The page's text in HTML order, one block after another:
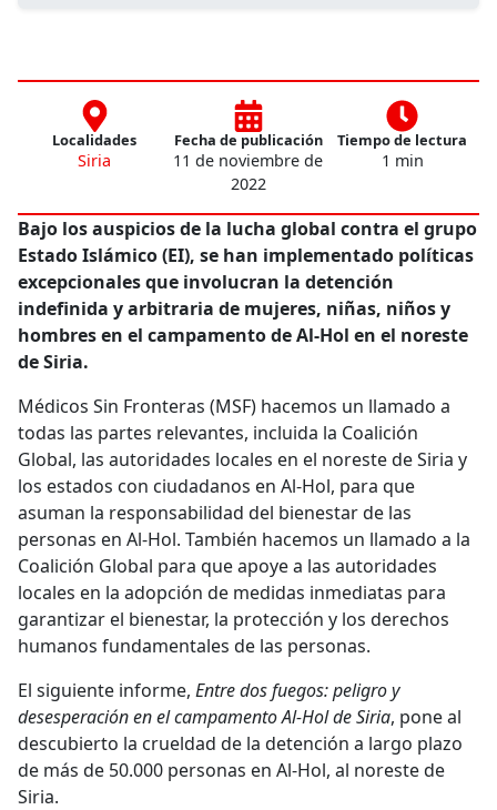
Localidades
Siria
Fecha de publicación
11 de noviembre de
2022
Tiempo de lectura
1 min
Bajo los auspicios de la lucha global contra el grupo
Estado Islámico (EI), se han implementado políticas
excepcionales que involucran la detención
indefinida y arbitraria de mujeres, niñas, niños y
hombres en el campamento de Al-Hol en el noreste
de Siria.
Médicos Sin Fronteras (MSF) hacemos un llamado a
todas las partes relevantes, incluida la Coalición
Global, las autoridades locales en el noreste de Siria y
los estados con ciudadanos en Al-Hol, para que
asuman la responsabilidad del bienestar de las
personas en Al-Hol. También hacemos un llamado a la
Coalición Global para que apoye a las autoridades
locales en la adopción de medidas inmediatas para
garantizar el bienestar, la protección y los derechos
humanos fundamentales de las personas.
El siguiente informe, Entre dos fuegos: peligro y
desesperación en el campamento Al-Hol de Siria, pone al
descubierto la crueldad de la detención a largo plazo
de más de 50.000 personas en Al-Hol, al noreste de
Siria.